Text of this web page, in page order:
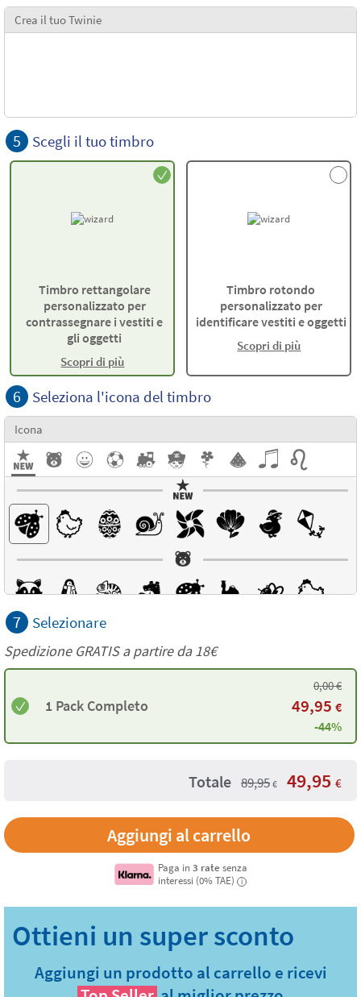
Crea il tuo Twinie
5 Scegli il tuo timbro
Timbro rettangolare
personalizzato per
contrassegnare i vestiti e
gli oggetti
Scopri di più
Timbro rotondo
personalizzato per
identificare vestiti e oggetti
Scopri di più
6 Seleziona l'icona del timbro
Icona
7 Selezionare
Spedizione GRATIS a partire da18€
1 Pack Completo
0,00€
49,95 €
-44%
Totale 89,95 € 49,95 €
Aggiungi al carrello
Paga in 3 rate senza
interessi (0% TAE)
i
Aggiungi un prodotto al carrello e ricevi